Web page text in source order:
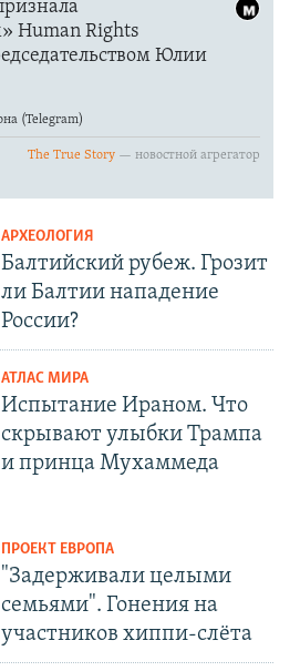
АРХЕОЛОГИЯ
Балтийский рубеж. Грозит
ли Балтии нападение
России?
АТЛАС МИРА
Испытание Ираном. Что
скрывают улыбки Трампа
и принца Мухаммеда
ПРОЕКТ ЕВРОПА
"Задерживали целыми
семьями". Гонения на
участников хиппи-слёта